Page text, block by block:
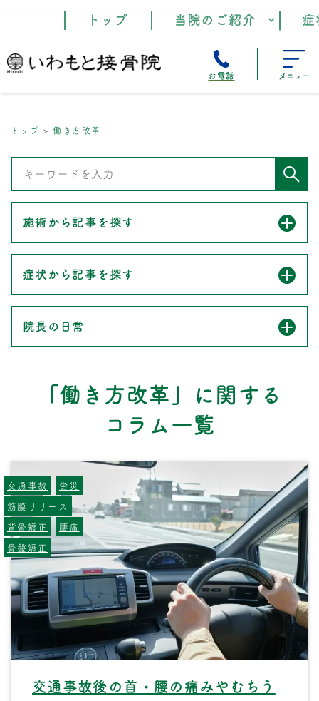
トップ 当院のご紹介
お電話 メニュー
トップ 働き方改革
施術から記事を探す
症状から記事を探す
院長の日常
「働き方改革」に関する
コラム一覧
交通事故後の首・腰の痛みやむちう
交通事故
労災
筋膜リリース
背骨矯正
腰痛
骨盤矯正